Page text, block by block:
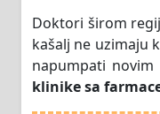
Doktori širom
kašalj ne uzimaju
napumpati
klinike sa